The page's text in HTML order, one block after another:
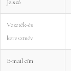
Jelszó
Vezeték-és
keresztnév
E-mail cím